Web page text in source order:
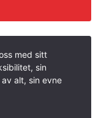
med sitt
sin
alt, sin evne